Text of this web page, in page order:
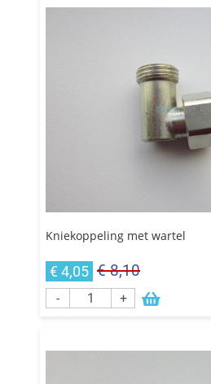
Kniekoppeling met wartel
€ 4,05 € 8,10
- +